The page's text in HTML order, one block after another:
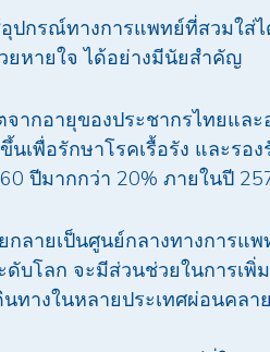
ปกรณ์ทางการแพทย์ที่สวมใส่
ยหายใจ ได้อย่างมีนัยสำคัญ
ากอายุของประชากรไทยแล
เพื่อรักษาโรคเรื้อรัง และรอ
ปีมากกว่า 20% ภายในปี
กลายเป็นศูนย์กลางทางการแ
บโลก จะมีส่วนช่วยในการเพิ่
ทางในหลายประเทศผ่อนคลา